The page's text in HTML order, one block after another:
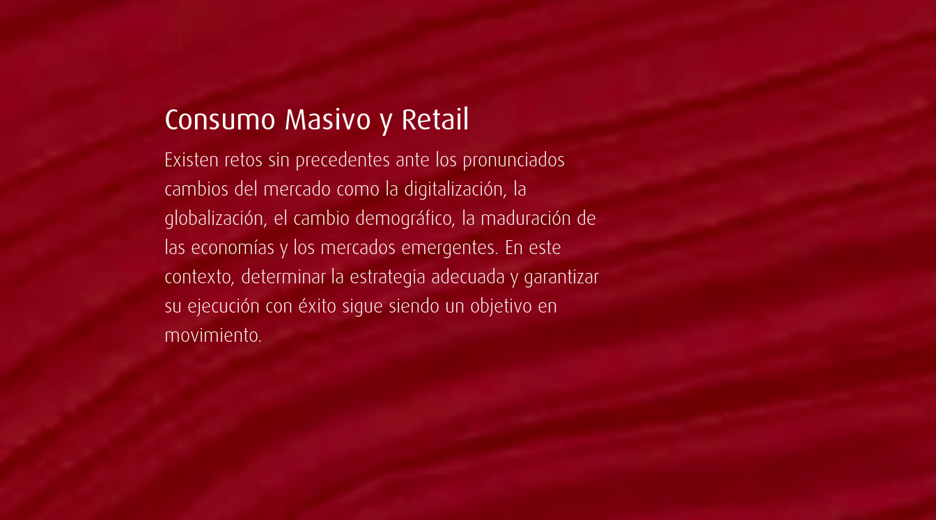
Consumo Masivo y Retail
Existen retos sin precedentes ante los pronunciados
cambios del mercado como la digitalización, la
globalización, el cambio demográfico, la maduración de
las economías y los mercados emergentes. En este
contexto, determinar la estrategia adecuada y garantizar
su ejecución con éxito sigue siendo un objetivo en
movimiento.